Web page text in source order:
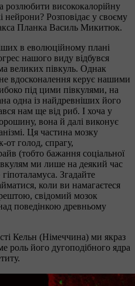
розлюбити висококалорійну
Розповідає у своєму
Планка Василь Микитюк.
в еволюційному плані
нашого виду відбувся
великих півкуль. Однак
вдосконалення керує нашими
під цими півкулями, на
одна із найдревніших його
нам ще від риб. І хоча у
вона й далі виконує
Ця частина мозку
от голод, спрагу,
(тобто бажання соціальної
ми лише на деякий час
Згадайте
коли ви намагаєтеся
свідомий мозок
поведінкою древньому
Кельн (Німеччина) ми якраз
роль його дугоподібного ядра